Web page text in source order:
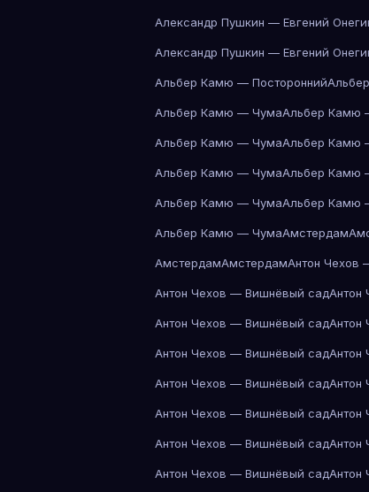
Александр Пушкин — Евгений
Александр Пушкин — Евгений
Альбер Камю — Посторонний
Альбер Камю — ЧумаАльбер Камю
Альбер Камю — ЧумаАльбер Камю
Альбер Камю — ЧумаАльбер Камю
Альбер Камю — ЧумаАльбер Камю
Альбер Камю — ЧумаАмстердам
АмстердамАмстердамАнтон Чехов
Антон Чехов — Вишнёвый садАнтон
Антон Чехов — Вишнёвый садАнтон
Антон Чехов — Вишнёвый садАнтон
Антон Чехов — Вишнёвый садАнтон
Антон Чехов — Вишнёвый садАнтон
Антон Чехов — Вишнёвый садАнтон
Антон Чехов — Вишнёвый садАнтон